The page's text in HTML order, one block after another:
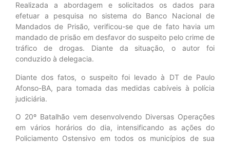
Realizada a abordagem e solicitados os dados para
efetuar a pesquisa no sistema do Banco Nacional de
Mandados de Prisão, verificou-se que de fato havia um
mandado de prisão em desfavor do suspeito pelo crime de
tráfico de drogas. Diante da situação, o autor foi
conduzido à delegacia.
Diante dos fatos, o suspeito foi levado à DT de Paulo
Afonso-BA, para tomada das medidas cabíveis à polícia
judiciária.
O 20º Batalhão vem desenvolvendo Diversas Operações
em vários horários do dia, intensificando as ações do
Policiamento Ostensivo em todos os municípios de sua